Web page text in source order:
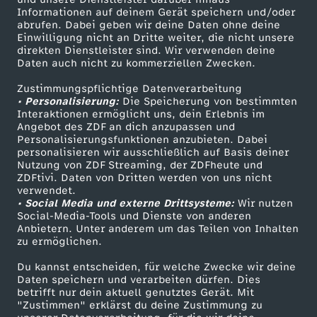
Informationen auf deinem Gerät speichern und/oder
abrufen. Dabei geben wir deine Daten ohne deine
Einwilligung nicht an Dritte weiter, die nicht unsere
direkten Dienstleister sind. Wir verwenden deine
Daten auch nicht zu kommerziellen Zwecken.
Zustimmungspflichtige Datenverarbeitung
• Personalisierung:Die Speicherung von bestimmten
Interaktionen ermöglicht uns, dein Erlebnis im
Angebot des ZDF an dich anzupassen und
Personalisierungsfunktionen anzubieten. Dabei
personalisieren wir ausschließlich auf Basis deiner
Nutzung von ZDF Streaming, der ZDFheute und
ZDFtivi. Daten von Dritten werden von uns nicht
verwendet.
• Social Media und externe Drittsysteme:Wir nutzen
Social-Media-Tools und Dienste von anderen
Anbietern. Unter anderem um das Teilen von Inhalten
zu ermöglichen.
Du kannst entscheiden, für welche Zwecke wir deine
Daten speichern und verarbeiten dürfen. Dies
betrifft nur dein aktuell genutztes Gerät. Mit
"Zustimmen" erklärst du deine Zustimmung zu
t
h
e
C
l
o
c
k
e
n
-
d
i
e
E
i
n
e
r
r
e
u
n
e
r
k
t
o
r
e
H
a
u
s
b
a
u
-
w
i
e
l
a
n
e
-
D
a
s
i
s
t
L
e
a
r
d
e
s
V
e
r
b
r
e
ZDF-Apps
Smart TV
ZDFtext
Livestreams
Sendungen A-Z
TV-Programm
ZDFmitreden
Kontakt zum ZDF
Tickets
Zuschauerservice
Hilfe
ZDF Unternehmen
Karriere
ZDF goes Schule
Werbefernsehen